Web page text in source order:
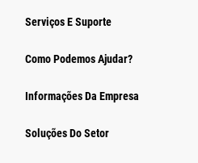
Serviços E Suporte
Como Podemos Ajudar?
Informações Da Empresa
Soluções Do Setor